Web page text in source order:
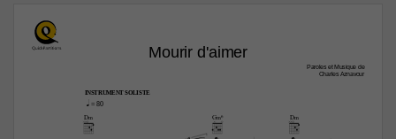
Paroles et Musique de
Charles Aznavour
Mourir d'aimer
q = 80
INSTRUMENT SOLISTE
D‹ G‹6 D‹